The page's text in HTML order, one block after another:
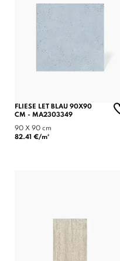
FLIESE LET BLAU 90X90
CM - MA2303349
90 X 90 cm
82.41 €/m²